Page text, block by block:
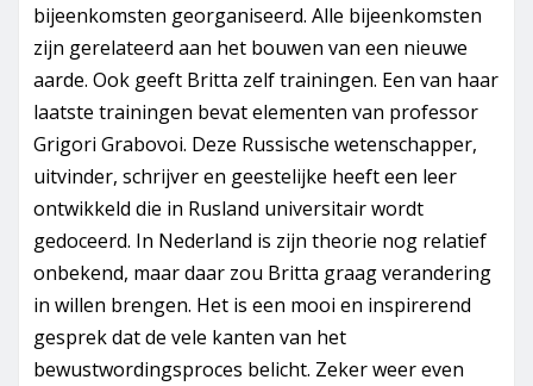
bijeenkomsten georganiseerd. Alle bijeenkomsten
zijn gerelateerd aan het bouwen van een nieuwe
aarde. Ook geeft Britta zelf trainingen. Een van haar
laatste trainingen bevat elementen van professor
Grigori Grabovoi. Deze Russische wetenschapper,
uitvinder, schrijver en geestelijke heeft een leer
ontwikkeld die in Rusland universitair wordt
gedoceerd. In Nederland is zijn theorie nog relatief
onbekend, maar daar zou Britta graag verandering
in willen brengen. Het is een mooi en inspirerend
gesprek dat de vele kanten van het
bewustwordingsproces belicht. Zeker weer even